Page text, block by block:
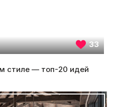
33
стиле — топ-20 идей